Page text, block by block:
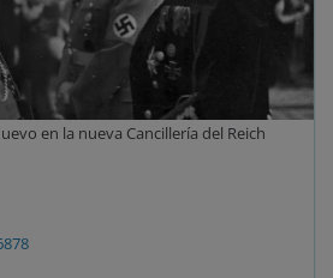
en la nueva Cancillería del Reich